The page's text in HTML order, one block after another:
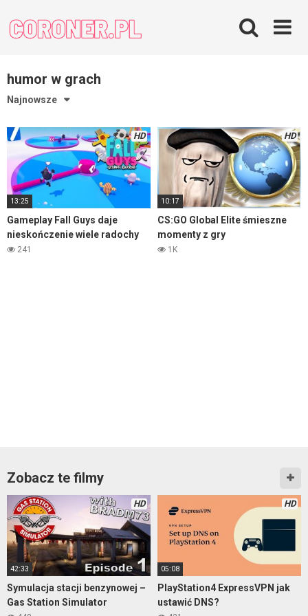
content
humor w grach
Najnowsze
HD
13:25
Gameplay Fall Guys daje
nieskończenie wiele radochy
241
HD
10:17
CS:GO Global Elite śmieszne
momenty z gry
1K
Zobacz te filmy
HD
42:33
Symulacja stacji benzynowej –
Gas Station Simulator
HD
05:08
PlayStation4 ExpressVPN jak
ustawić DNS?